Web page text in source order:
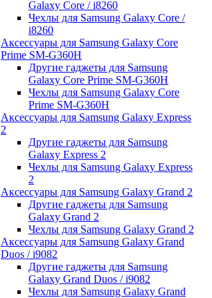
Galaxy Core / i8260
Чехлы для Samsung Galaxy Core /
i8260
Аксессуары для Samsung Galaxy Core
Prime SM-G360H
Другие гаджеты для Samsung
Galaxy Core Prime SM-G360H
Чехлы для Samsung Galaxy Core
Prime SM-G360H
Аксессуары для Samsung Galaxy Express
2
Другие гаджеты для Samsung
Galaxy Express 2
Чехлы для Samsung Galaxy Express
2
Аксессуары для Samsung Galaxy Grand 2
Другие гаджеты для Samsung
Galaxy Grand 2
Чехлы для Samsung Galaxy Grand 2
Аксессуары для Samsung Galaxy Grand
Duos / i9082
Другие гаджеты для Samsung
Galaxy Grand Duos / i9082
Чехлы для Samsung Galaxy Grand